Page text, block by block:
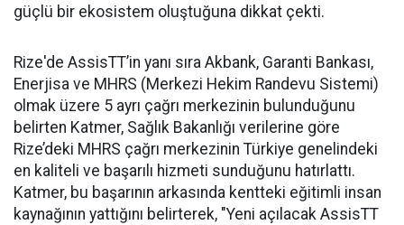
güçlü bir ekosistem oluştuğuna dikkat çekti.
Rize'de AssisTT’in yanı sıra Akbank, Garanti Bankası,
Enerjisa ve MHRS (Merkezi Hekim Randevu Sistemi)
olmak üzere 5 ayrı çağrı merkezinin bulunduğunu
belirten Katmer, Sağlık Bakanlığı verilerine göre
Rize’deki MHRS çağrı merkezinin Türkiye genelindeki
en kaliteli ve başarılı hizmeti sunduğunu hatırlattı.
Katmer, bu başarının arkasında kentteki eğitimli insan
kaynağının yattığını belirterek, "Yeni açılacak AssisTT